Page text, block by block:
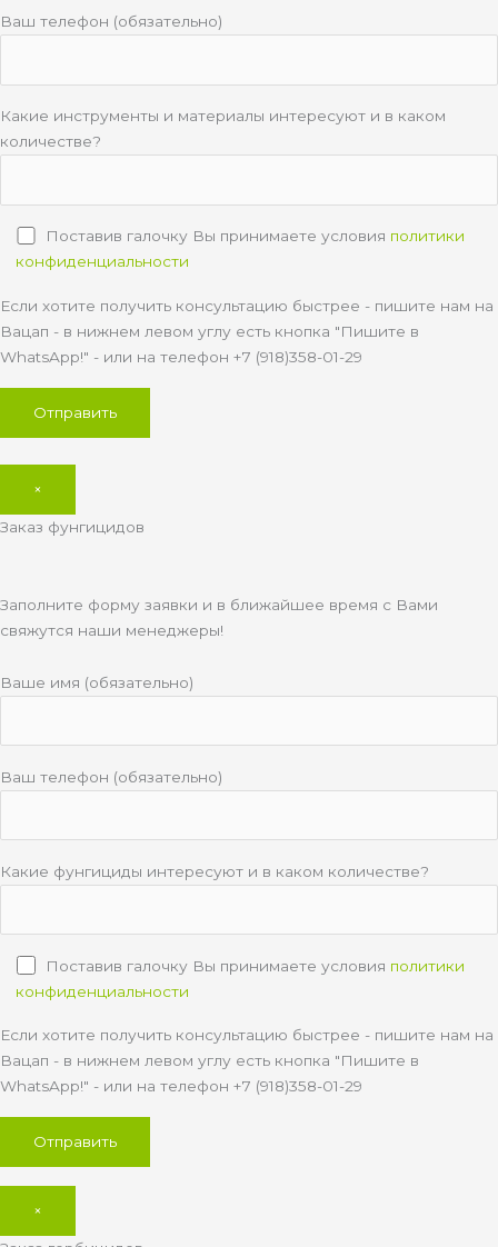
Ваш телефон (обязательно)
Какие инструменты и материалы интересуют и в каком
количестве?
Поставив галочку Вы принимаете условия политики
конфиденциальности
Если хотите получить консультацию быстрее - пишите нам на
Вацап - в нижнем левом углу есть кнопка "Пишите в
WhatsApp!" - или на телефон +7 (918)358-01-29
×
Заказ фунгицидов
Заполните форму заявки и в ближайшее время с Вами
свяжутся наши менеджеры!
Ваше имя (обязательно)
Ваш телефон (обязательно)
Какие фунгициды интересуют и в каком количестве?
Поставив галочку Вы принимаете условия политики
конфиденциальности
Если хотите получить консультацию быстрее - пишите нам на
Вацап - в нижнем левом углу есть кнопка "Пишите в
WhatsApp!" - или на телефон +7 (918)358-01-29
×